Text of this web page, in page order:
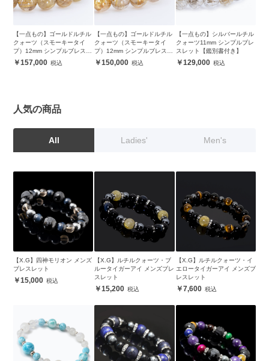
【一点もの】ゴールドルチル
クォーツ（スモーキータイ
プ）12mm シンプルブレスレ
ット【鑑別書付き】
157,000
【一点もの】ゴールドルチル
クォーツ（スモーキータイ
プ）12mm シンプルブレスレ
ット【鑑別書付き】
150,000
【一点もの】シルバールチル
クォーツ11mm シンプルブレ
スレット【鑑別書付き】
129,000
人気の商品
All Ladies' Men's
【X.G】四神モリオン メンズ
ブレスレット
15,000
【X.G】ルチルクォーツ・ブ
ルータイガーアイ メンズブレ
スレット
15,200
【X.G】ルチルクォーツ・イ
エロータイガーアイ メンズブ
レスレット
7,600